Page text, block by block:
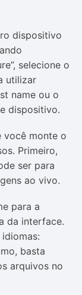
dispositivo
selecione o
utilizar
name ou o
dispositivo.
você monte o
Primeiro,
ser para
ao vivo.
para a
da interface.
basta
arquivos no